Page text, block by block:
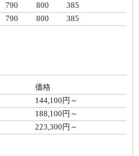
790 800
385
790 800 385
価格
144,100円～
188,100円～
223,300円～